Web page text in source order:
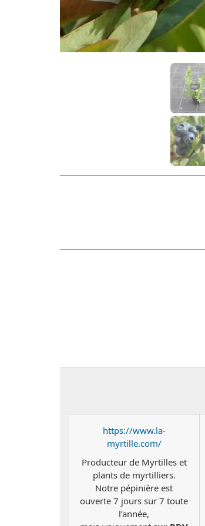
https://www.la-
myrtille.com/
Producteur de Myrtilles et
plants de myrtilliers.
Notre pépinière est
ouverte 7 jours sur 7 toute
l’année,